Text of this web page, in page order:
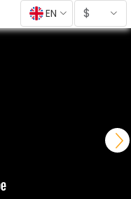
EN $